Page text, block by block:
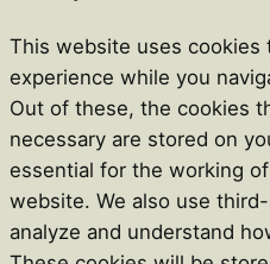
This website uses cookies
experience while you
Out of these, the cookies
necessary are stored on
essential for the working
website. We also use
analyze and understand